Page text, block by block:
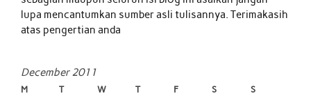
lupa mencantumkan sumber asli tulisannya. Terimakasih
atas pengertian anda
December 2011
M T W T F S S